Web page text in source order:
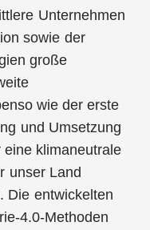
Unternehmen
sowie der
große
wie der erste
und Umsetzung
klimaneutrale
unser Land
Die entwickelten
4.0-Methoden